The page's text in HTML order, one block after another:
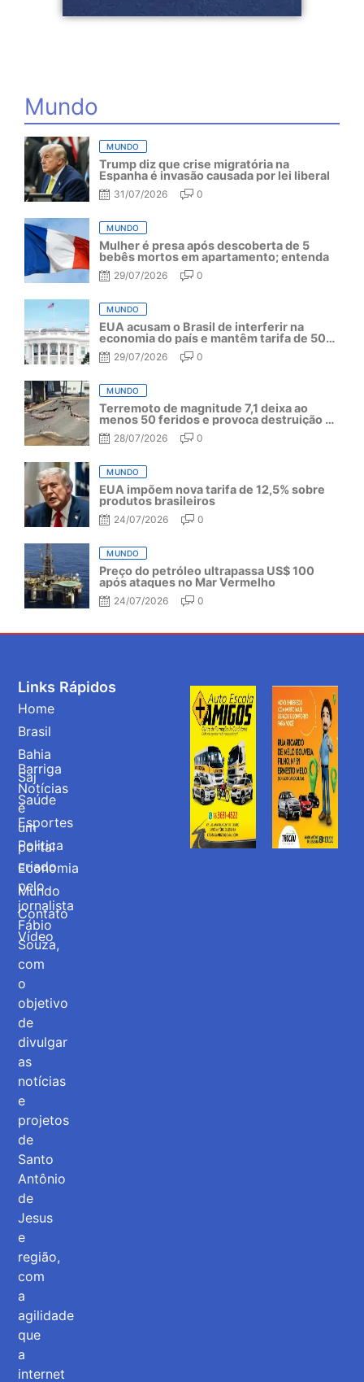
Mundo
MUNDO
Trump diz que crise migratória na
Espanha é invasão causada por lei liberal
31/07/2026 0
MUNDO
Mulher é presa após descoberta de 5
bebês mortos em apartamento; entenda
29/07/2026 0
MUNDO
EUA acusam o Brasil de interferir na
economia do país e mantêm tarifa de 50%
por mais um ano
29/07/2026 0
MUNDO
Terremoto de magnitude 7,1 deixa ao
menos 50 feridos e provoca destruição no
Japão
28/07/2026 0
MUNDO
EUA impõem nova tarifa de 12,5% sobre
produtos brasileiros
24/07/2026 0
MUNDO
Preço do petróleo ultrapassa US$ 100
após ataques no Mar Vermelho
24/07/2026 0
Barriga
Notícias
é
um
portal
criado
pelo
jornalista
Fábio
Souza,
com
o
objetivo
de
divulgar
as
notícias
e
projetos
de
Santo
Antônio
de
Jesus
e
região,
com
a
agilidade
que
a
internet
Links Rápidos
Home
Brasil
Bahia
Saj
Saúde
Esportes
Politica
Economia
Mundo
Contato
Vídeo